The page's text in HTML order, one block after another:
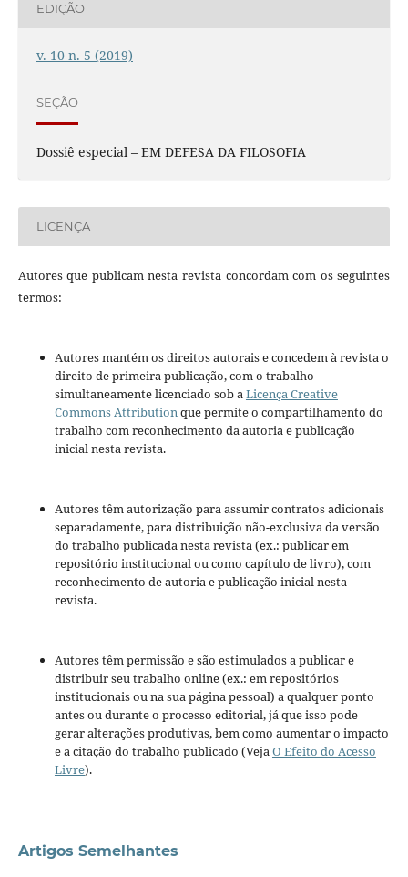
EDIÇÃO
v. 10 n. 5 (2019)
SEÇÃO
Dossiê especial – EM DEFESA DA FILOSOFIA
LICENÇA
Autores que publicam nesta revista concordam com os seguintes
termos:
Autores mantém os direitos autorais e concedem à revista o
direito de primeira publicação, com o trabalho
simultaneamente licenciado sob aLicença Creative
Commons Attributionque permite o compartilhamento do
trabalho com reconhecimento da autoria e publicação
inicial nesta revista.
Autores têm autorização para assumir contratos adicionais
separadamente, para distribuição não-exclusiva da versão
do trabalho publicada nesta revista (ex.: publicar em
repositório institucional ou como capítulo de livro), com
reconhecimento de autoria e publicação inicial nesta
revista.
Autores têm permissão e são estimulados a publicar e
distribuir seu trabalho online (ex.: em repositórios
institucionais ou na sua página pessoal) a qualquer ponto
antes ou durante o processo editorial, já que isso pode
gerar alterações produtivas, bem como aumentar o impacto
e a citação do trabalho publicado (VejaO Efeito do Acesso
Livre).
Artigos Semelhantes